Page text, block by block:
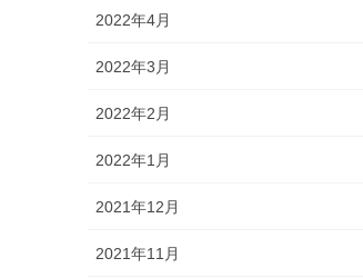
2022年4月
2022年3月
2022年2月
2022年1月
2021年12月
2021年11月